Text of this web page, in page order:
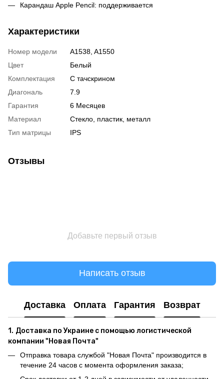
Карандаш Apple Pencil: поддерживается
Характеристики
Номер модели
A1538, A1550
Цвет
Белый
Комплектация
С тачскрином
Диагональ
7.9
Гарантия
6 Месяцев
Материал
Стекло, пластик, металл
Тип матрицы
IPS
Отзывы
Добавьте первый отзыв
Написать отзыв
Доставка Оплата Гарантия Возврат
1. Доставка по Украине с помощью логистической
компании "Новая Почта"
Отправка товара службой "Новая Почта" производится в
течение 24 часов с момента оформления заказа;